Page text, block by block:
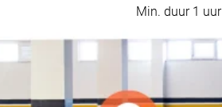
Min. duur 1 uur